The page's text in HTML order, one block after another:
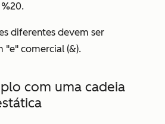
diferentes devem ser
"e" comercial (&).
com uma cadeia